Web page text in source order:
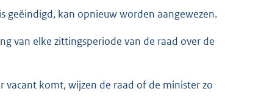
geëindigd, kan opnieuw worden aangewezen.
van elke zittingsperiode van de raad over de
vacant komt, wijzen de raad of de minister zo